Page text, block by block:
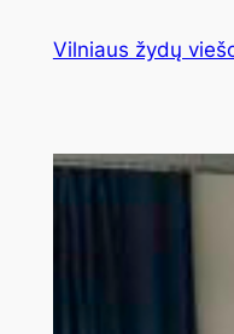
Vilniaus žydų